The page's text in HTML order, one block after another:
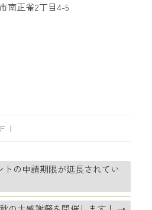
南正雀2丁目4-5
|
トの申請期限が延長されてい